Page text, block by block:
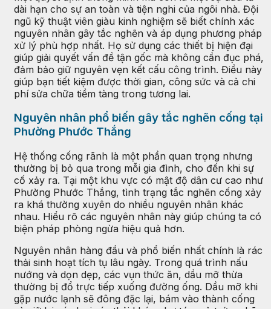
dài hạn cho sự an toàn và tiện nghi của ngôi nhà. Đội
ngũ kỹ thuật viên giàu kinh nghiệm sẽ biết chính xác
nguyên nhân gây tắc nghẽn và áp dụng phương pháp
xử lý phù hợp nhất. Họ sử dụng các thiết bị hiện đại
giúp giải quyết vấn đề tận gốc mà không cần đục phá,
đảm bảo giữ nguyên vẹn kết cấu công trình. Điều này
giúp bạn tiết kiệm được thời gian, công sức và cả chi
phí sửa chữa tiềm tàng trong tương lai.
Nguyên nhân phổ biến gây tắc nghẽn cống tại
Phường Phước Thắng
Hệ thống cống rãnh là một phần quan trọng nhưng
thường bị bỏ qua trong mỗi gia đình, cho đến khi sự
cố xảy ra. Tại một khu vực có mật độ dân cư cao như
Phường Phước Thắng, tình trạng tắc nghẽn cống xảy
ra khá thường xuyên do nhiều nguyên nhân khác
nhau. Hiểu rõ các nguyên nhân này giúp chúng ta có
biện pháp phòng ngừa hiệu quả hơn.
Nguyên nhân hàng đầu và phổ biến nhất chính là rác
thải sinh hoạt tích tụ lâu ngày. Trong quá trình nấu
nướng và dọn dẹp, các vụn thức ăn, dầu mỡ thừa
thường bị đổ trực tiếp xuống đường ống. Dầu mỡ khi
gặp nước lạnh sẽ đông đặc lại, bám vào thành cống